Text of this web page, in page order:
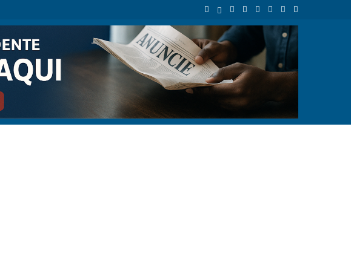
janeiro Standard Bank Angola reforça financiamento sustentável e aposta no